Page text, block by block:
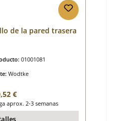
de la pared trasera
01001081
Wodtke
normal:
€
aprox. 2-3 semanas